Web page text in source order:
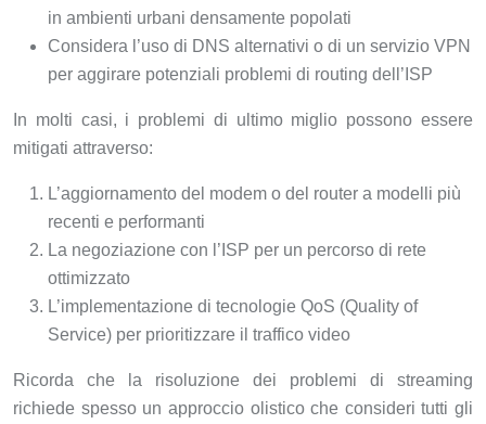
in ambienti urbani densamente popolati
Considera l’uso di DNS alternativi o di un servizio VPN
per aggirare potenziali problemi di routing dell’ISP
In molti casi, i problemi di ultimo miglio possono essere
mitigati attraverso:
L’aggiornamento del modem o del router a modelli più
recenti e performanti
La negoziazione con l’ISP per un percorso di rete
ottimizzato
L’implementazione di tecnologie QoS (Quality of
Service) per prioritizzare il traffico video
Ricorda che la risoluzione dei problemi di streaming
richiede spesso un approccio olistico che consideri tutti gli